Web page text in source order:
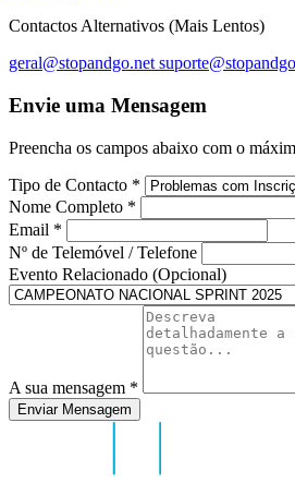
Contactos Alternativos (Mais Lentos)
geral@stopandgo.net
Envie uma Mensagem
Preencha os campos abaixo com o
Tipo de Contacto *
Nome Completo *
Email *
Nº de Telemóvel / Telefone
Evento Relacionado (Opcional)
A sua mensagem *
Enviar Mensagem